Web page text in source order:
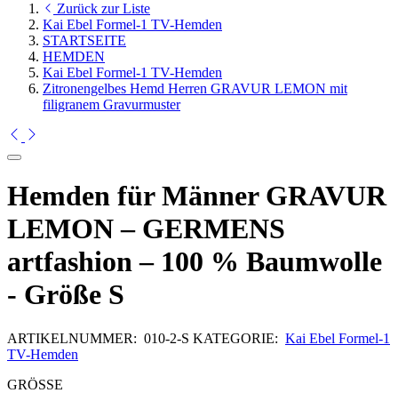
Zurück zur Liste
Kai Ebel Formel-1 TV-Hemden
STARTSEITE
HEMDEN
Kai Ebel Formel-1 TV-Hemden
Zitronengelbes Hemd Herren GRAVUR LEMON mit
filigranem Gravurmuster
Hemden für Männer GRAVUR
LEMON – GERMENS
artfashion – 100 % Baumwolle
- Größe S
ARTIKELNUMMER: 010-2-S KATEGORIE: Kai Ebel Formel-1
TV-Hemden
GRÖSSE